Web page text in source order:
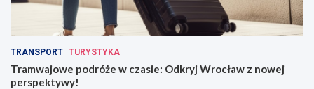
TRANSPORT TURYSTYKA
Tramwajowe podróże w czasie: Odkryj Wrocław z nowej
perspektywy!